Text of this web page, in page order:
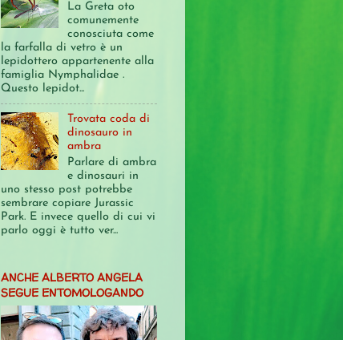
La Greta oto
comunemente
conosciuta come
la farfalla di vetro è un
lepidottero appartenente alla
famiglia Nymphalidae .
Questo lepidot...
Trovata coda di
dinosauro in
ambra
Parlare di ambra
e dinosauri in
uno stesso post potrebbe
sembrare copiare Jurassic
Park. E invece quello di cui vi
parlo oggi è tutto ver...
ANCHE ALBERTO ANGELA
SEGUE ENTOMOLOGANDO